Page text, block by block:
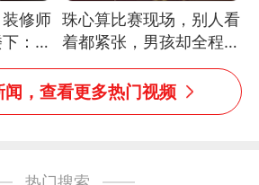
修师
：出
珠心算比赛现场，别人看
着都紧张，男孩却全程气
定神闲、从容作答，最终
拿下冠军。网友：这淡定
的样子，一看就是有实
，查看更多热门视频